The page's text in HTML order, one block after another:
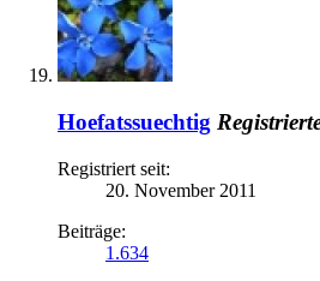
Hoefatssuechtig
Registriert seit:
20. November 2011
Beiträge:
1.634